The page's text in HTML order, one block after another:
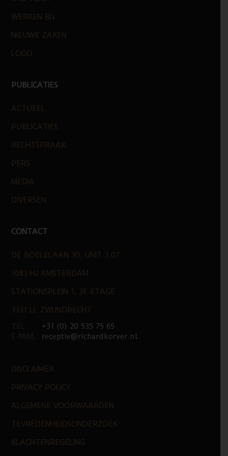
WERKEN BIJ
NIEUWE ZAKEN
LOGO
PUBLICATIES
ACTUEEL
PUBLICATIES
RECHTSPRAAK
PERS
MEDIA
DIVERSEN
CONTACT
DE BOELELAAN 30, UNIT 3.07
1083 HJ AMSTERDAM
STATIONSPLEIN 1, 3E ETAGE
3331 LL ZWIJNDRECHT
+31 (0) 20 535 75 65
receptie@richardkorver.nl
DISCLAIMER
PRIVACY POLICY
ALGEMENE VOORWAARDEN
TEVREDENHEIDSONDERZOEK
KLACHTENREGELING